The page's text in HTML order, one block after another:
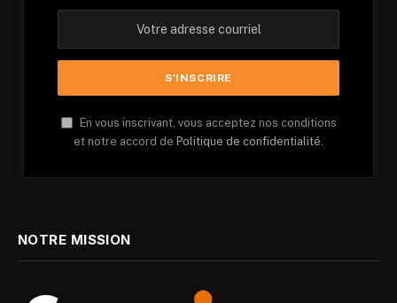
En vous inscrivant, vous acceptez nos conditions
et notre accord de Politique de confidentialité.
NOTRE MISSION